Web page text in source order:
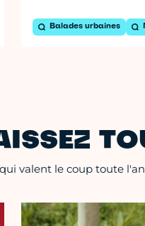
Balades urbaines
valent le coup toute